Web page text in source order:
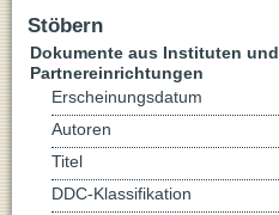
Stöbern
Dokumente aus Instituten und
Partnereinrichtungen
Erscheinungsdatum
Autoren
Titel
DDC-Klassifikation